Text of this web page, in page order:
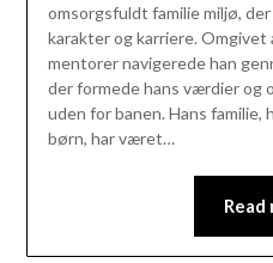
omsorgsfuldt familie miljø,
karakter og karriere.
mentorer navigerede han
der formede hans værdier og
uden for banen. Hans
børn, har været…
Read